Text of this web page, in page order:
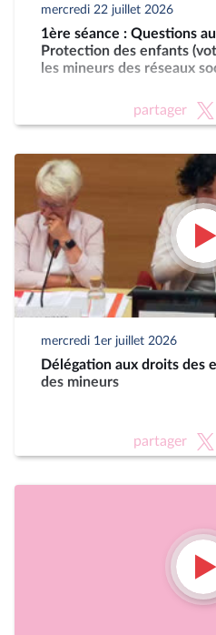
mercredi 22 juillet 2026
1ère séance : Questions
Protection des enfants
les mineurs des réseaux
partager
mercredi 1er juillet 2026
Délégation aux droits des
des mineurs
partager